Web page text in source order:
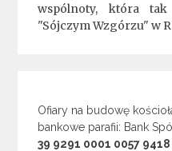
wspólnoty, która
"Sójczym Wzgórzu" w
Ofiary na budowę
bankowe parafii: Bank
39 9291 0001 0057